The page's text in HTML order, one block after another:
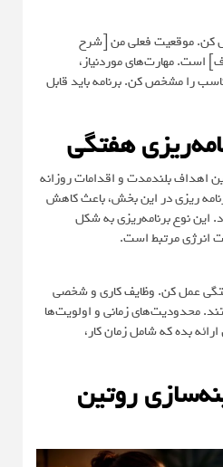
کن. موقعیت فعلی من [شرح
مهارت‌های موردنیاز،
را مشخص کن. برنامه باید قابل
هفتگی
اهداف بلندمدت و اقدامات روزانه
ریزی در این بخش، باعث کاهش
نوع برنامه‌ریزی به شکل
انرژی مرتبط است.
عمل کن. وظایف کاری و شخصی
محدودیت‌های زمانی و اولویت‌ها
بده که شامل زمان کار،
روتین